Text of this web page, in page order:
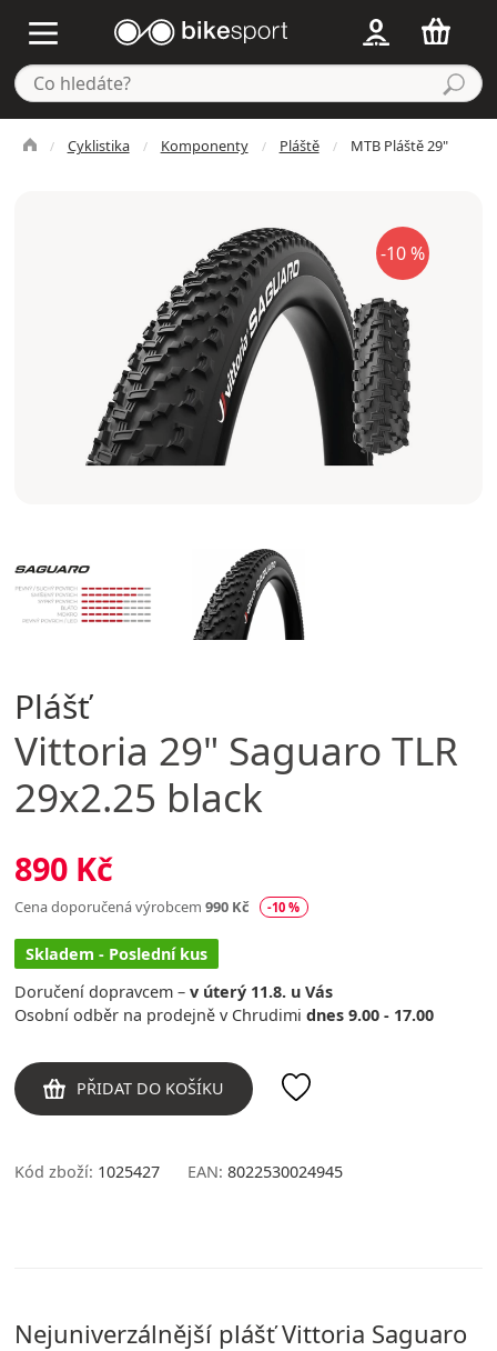
Cyklistika Komponenty Pláště MTB Pláště 29"
-10 %
Plášť
Vittoria 29" Saguaro TLR
29x2.25 black
890 Kč
Cena doporučená výrobcem 990 Kč -10 %
Skladem - Poslední kus
Doručení dopravcem – v úterý 11.8. u Vás
Osobní odběr na prodejně v Chrudimi dnes 9.00 - 17.00
PŘIDAT DO KOŠÍKU
Kód zboží: 1025427 EAN: 8022530024945
Nejuniverzálnější plášť Vittoria Saguaro